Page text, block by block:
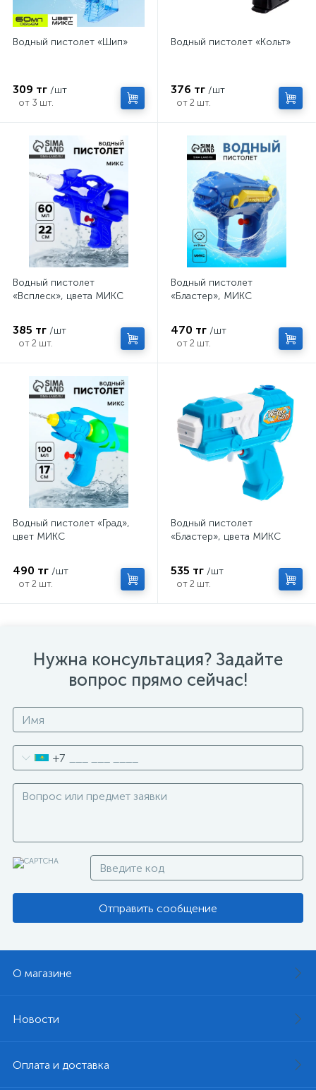
Водный пистолет «Шип»
309 тг /шт
от 3 шт.
Водный пистолет «Кольт»
376 тг /шт
от 2 шт.
Водный пистолет
«Всплеск», цвета МИКС
385 тг /шт
от 2 шт.
Водный пистолет
«Бластер», МИКС
470 тг /шт
от 2 шт.
Водный пистолет «Град»,
цвет МИКС
490 тг /шт
от 2 шт.
Водный пистолет
«Бластер», цвета МИКС
535 тг /шт
от 2 шт.
Нужна консультация? Задайте
вопрос прямо сейчас!
+7
Отправить сообщение
О магазине
Новости
Оплата и доставка